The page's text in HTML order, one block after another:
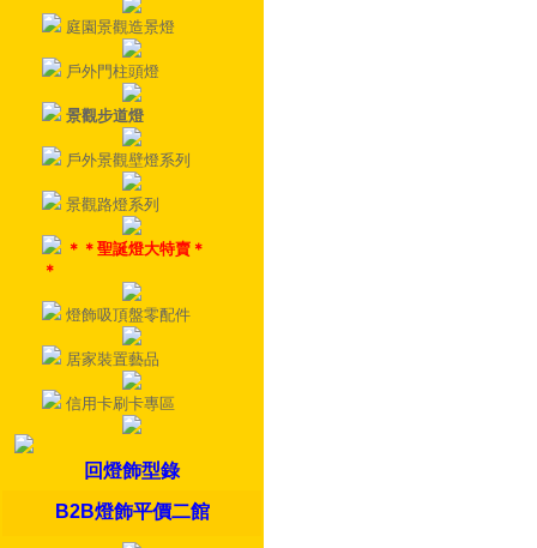
庭園景觀造景燈
戶外門柱頭燈
景觀步道燈
戶外景觀壁燈系列
景觀路燈系列
＊＊聖誕燈大特賣＊
＊
燈飾吸頂盤零配件
居家裝置藝品
信用卡刷卡專區
回燈飾型錄
B2B燈飾平價二館